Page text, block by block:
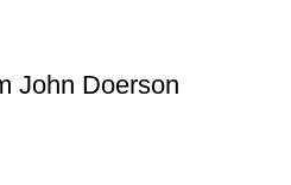
John Doerson